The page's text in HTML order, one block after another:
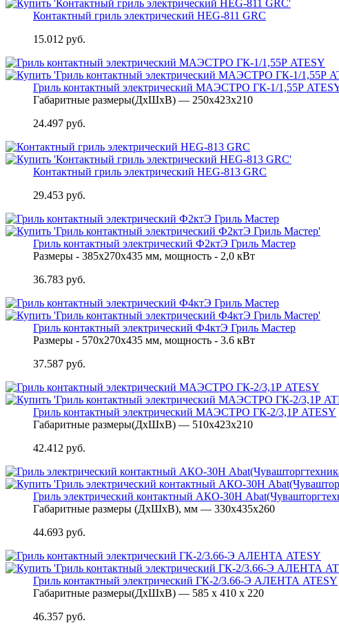
Контактный гриль электрический HEG-811 GRC
15.012 руб.
Гриль контактный электрический МАЭСТРО ГК-1/1,55Р
Габаритные размеры(ДхШхВ) — 250х423х210
24.497 руб.
Контактный гриль электрический HEG-813 GRC
29.453 руб.
Гриль контактный электрический Ф2ктЭ Гриль Мастер
Размеры - 385х270х435 мм, мощность - 2,0 кВт
36.783 руб.
Гриль контактный электрический Ф4ктЭ Гриль Мастер
Размеры - 570х270х435 мм, мощность - 3.6 кВт
37.587 руб.
Гриль контактный электрический МАЭСТРО ГК-2/3,1Р ATESY
Габаритные размеры(ДхШхВ) — 510х423х210
42.412 руб.
Гриль электрический контактный АКО-30Н
Габаритные размеры (ДхШхВ), мм — 330х435х260
44.693 руб.
Гриль контактный электрический ГК-2/3.66-Э АЛЕНТА ATESY
Габаритные размеры(ДхШхВ) — 585 х 410 х 220
46.357 руб.